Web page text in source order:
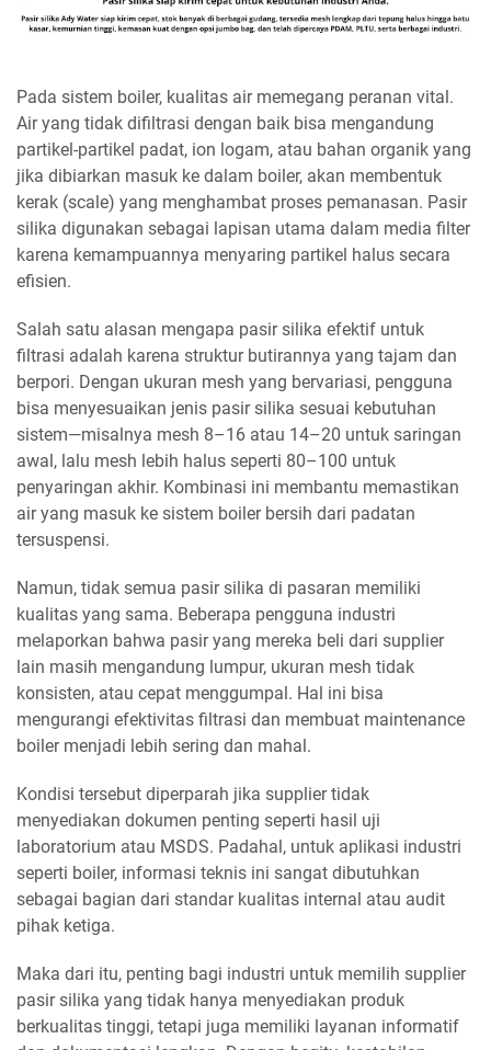
Pada sistem boiler, kualitas air memegang peranan vital.
Air yang tidak difiltrasi dengan baik bisa mengandung
partikel-partikel padat, ion logam, atau bahan organik yang
jika dibiarkan masuk ke dalam boiler, akan membentuk
kerak (scale) yang menghambat proses pemanasan. Pasir
silika digunakan sebagai lapisan utama dalam media filter
karena kemampuannya menyaring partikel halus secara
efisien.
Salah satu alasan mengapa pasir silika efektif untuk
filtrasi adalah karena struktur butirannya yang tajam dan
berpori. Dengan ukuran mesh yang bervariasi, pengguna
bisa menyesuaikan jenis pasir silika sesuai kebutuhan
sistem—misalnya mesh 8–16 atau 14–20 untuk saringan
awal, lalu mesh lebih halus seperti 80–100 untuk
penyaringan akhir. Kombinasi ini membantu memastikan
air yang masuk ke sistem boiler bersih dari padatan
tersuspensi.
Namun, tidak semua pasir silika di pasaran memiliki
kualitas yang sama. Beberapa pengguna industri
melaporkan bahwa pasir yang mereka beli dari supplier
lain masih mengandung lumpur, ukuran mesh tidak
konsisten, atau cepat menggumpal. Hal ini bisa
mengurangi efektivitas filtrasi dan membuat maintenance
boiler menjadi lebih sering dan mahal.
Kondisi tersebut diperparah jika supplier tidak
menyediakan dokumen penting seperti hasil uji
laboratorium atau MSDS. Padahal, untuk aplikasi industri
seperti boiler, informasi teknis ini sangat dibutuhkan
sebagai bagian dari standar kualitas internal atau audit
pihak ketiga.
Maka dari itu, penting bagi industri untuk memilih supplier
pasir silika yang tidak hanya menyediakan produk
berkualitas tinggi, tetapi juga memiliki layanan informatif